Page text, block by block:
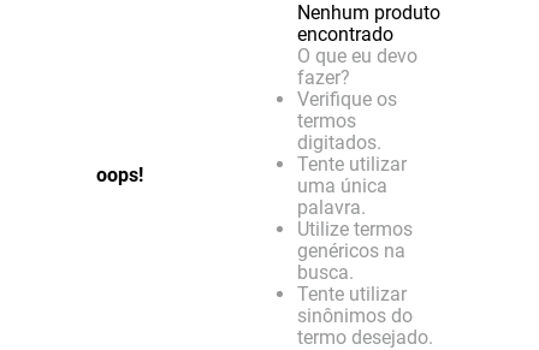
oops!
Nenhum produto
encontrado
O que eu devo
fazer?
Verifique os
termos
digitados.
Tente utilizar
uma única
palavra.
Utilize termos
genéricos na
busca.
Tente utilizar
sinônimos do
termo desejado.